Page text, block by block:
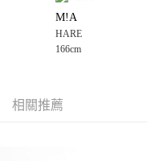
即使用無須另外申請。
自動跳轉到大哥付的交易
交易確認頁面所載為準。
核未通過，訂單將自動取
M!A
HARE
166cm
相關推薦